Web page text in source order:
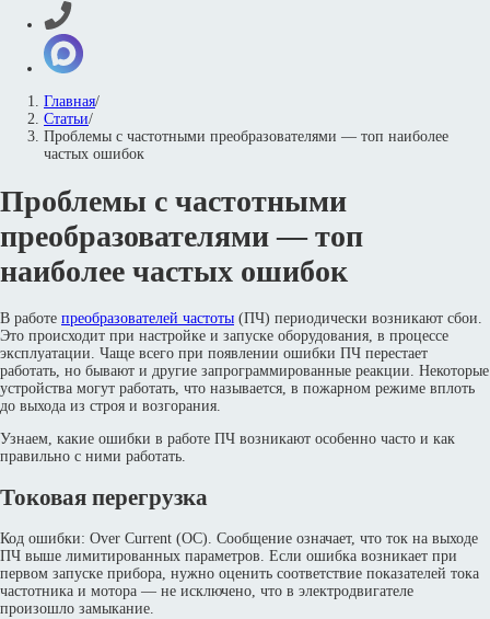
Главная/
Статьи/
Проблемы с частотными преобразователями — топ наиболее
частых ошибок
Проблемы с частотными
преобразователями — топ
наиболее частых ошибок
В работе преобразователей частоты (ПЧ) периодически возникают сбои.
Это происходит при настройке и запуске оборудования, в процессе
эксплуатации. Чаще всего при появлении ошибки ПЧ перестает
работать, но бывают и другие запрограммированные реакции. Некоторые
устройства могут работать, что называется, в пожарном режиме вплоть
до выхода из строя и возгорания.
Узнаем, какие ошибки в работе ПЧ возникают особенно часто и как
правильно с ними работать.
Токовая перегрузка
Код ошибки: Over Current (OC). Сообщение означает, что ток на выходе
ПЧ выше лимитированных параметров. Если ошибка возникает при
первом запуске прибора, нужно оценить соответствие показателей тока
частотника и мотора — не исключено, что в электродвигателе
произошло замыкание.